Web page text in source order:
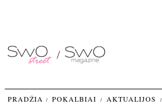
PRADŽIA POKALBIAI AKTUALIJOS